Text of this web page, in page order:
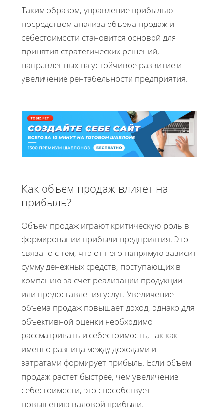
Таким образом, управление прибылью
посредством анализа объема продаж и
себестоимости становится основой для
принятия стратегических решений,
направленных на устойчивое развитие и
увеличение рентабельности предприятия.
Как объем продаж влияет на
прибыль?
Объем продаж играют критическую роль в
формировании прибыли предприятия. Это
связано с тем, что от него напрямую зависит
сумму денежных средств, поступающих в
компанию за счет реализации продукции
или предоставления услуг. Увеличение
объема продаж повышает доход, однако для
объективной оценки необходимо
рассматривать и себестоимость, так как
именно разница между доходами и
затратами формирует прибыль. Если объем
продаж растет быстрее, чем увеличение
себестоимости, это способствует
повышению валовой прибыли.